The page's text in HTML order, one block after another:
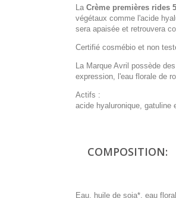
La Crème premières rides
végétaux comme l'acide
sera apaisée et retrouvera
Certifié cosmébio et non
La Marque Avril possède
expression, l'eau florale de
Actifs :
acide hyaluronique, gatuline
COMPOSITION:
Eau, huile de soja*, eau